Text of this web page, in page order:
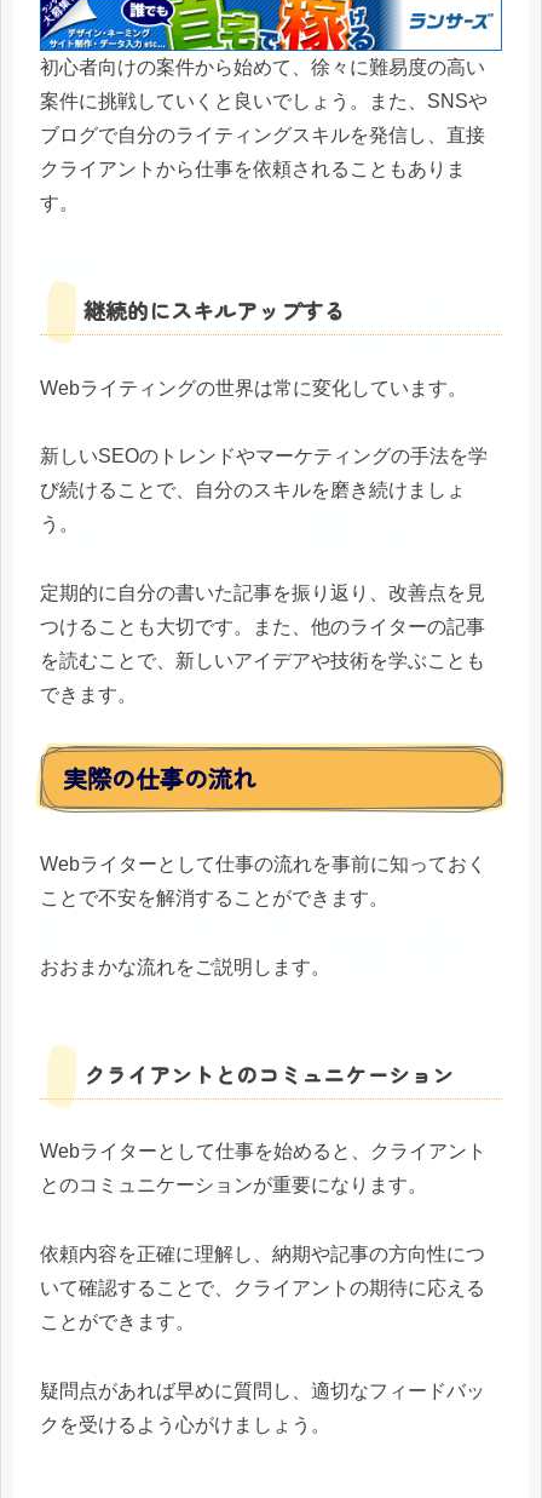
初心者向けの案件から始めて、徐々に難易度の高い
案件に挑戦していくと良いでしょう。また、SNSや
ブログで自分のライティングスキルを発信し、直接
クライアントから仕事を依頼されることもありま
す。
継続的にスキルアップする
Webライティングの世界は常に変化しています。
新しいSEOのトレンドやマーケティングの手法を学
び続けることで、自分のスキルを磨き続けましょ
う。
定期的に自分の書いた記事を振り返り、改善点を見
つけることも大切です。また、他のライターの記事
を読むことで、新しいアイデアや技術を学ぶことも
できます。
実際の仕事の流れ
Webライターとして仕事の流れを事前に知っておく
ことで不安を解消することができます。
おおまかな流れをご説明します。
クライアントとのコミュニケーション
Webライターとして仕事を始めると、クライアント
とのコミュニケーションが重要になります。
依頼内容を正確に理解し、納期や記事の方向性につ
いて確認することで、クライアントの期待に応える
ことができます。
疑問点があれば早めに質問し、適切なフィードバッ
クを受けるよう心がけましょう。